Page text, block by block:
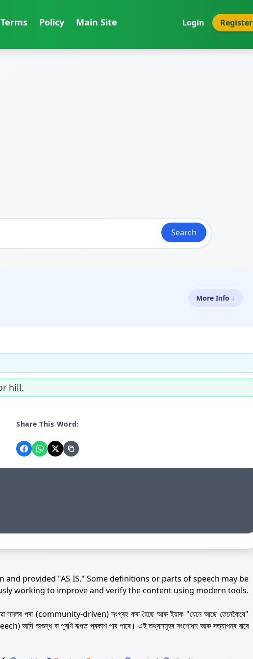
Terms Policy Main Site Login Register
Search
More Info ↓
hill.
Share This Word:
and provided "AS IS." Some definitions or parts of speech may be
working to improve and verify the content using modern tools.
সমলৰ পৰা (community-driven) সংগ্ৰহ কৰা হৈছে আৰু ইয়াক "যেনে আছে তেনেকৈয়ে"
আদি অশুদ্ধ বা পুৰণি ৰূপত প্ৰকাশ পাব পাৰে। এই তথ্যসমূহৰ সংশোধন আৰু সত্যাপনৰ বাবে